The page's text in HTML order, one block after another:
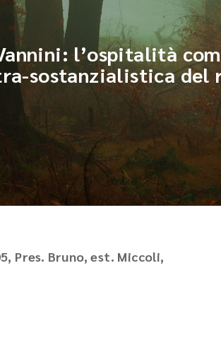
l’ospitalità
sostanzialistica del
Pres. Bruno, est. Miccoli,